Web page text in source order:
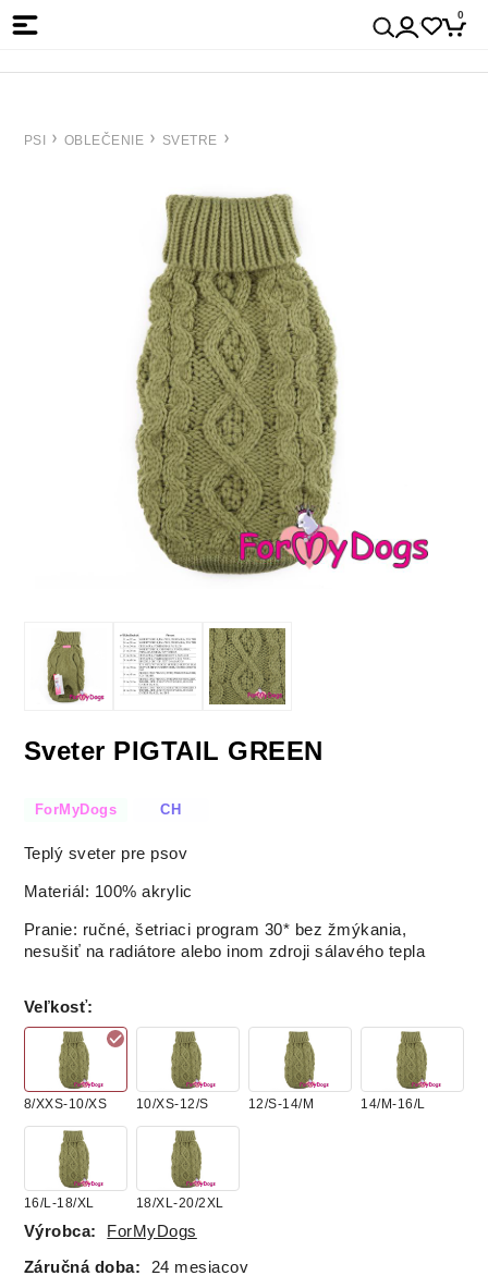
0
PSI OBLEČENIE SVETRE
Sveter PIGTAIL GREEN
ForMyDogs CH
Teplý sveter pre psov
Materiál: 100% akrylic
Pranie: ručné, šetriaci program 30* bez žmýkania,
nesušiť na radiátore alebo inom zdroji sálavého tepla
Veľkosť:
8/XXS-10/XS 10/XS-12/S 12/S-14/M 14/M-16/L
16/L-18/XL 18/XL-20/2XL
Výrobca: ForMyDogs
Záručná doba: 24 mesiacov